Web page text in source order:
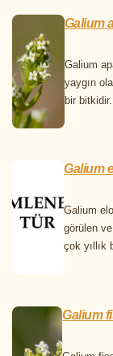
Galium
Galium
yaygın
bir bitkidir.
Galium
Galium
görülen
çok yıllık
Galium